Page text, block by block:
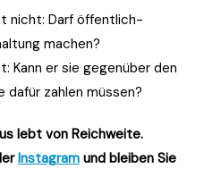
nicht: Darf öffentlich-
machen?
Kann er sie gegenüber den
zahlen müssen?
lebt von Reichweite.
Instagram und bleiben Sie